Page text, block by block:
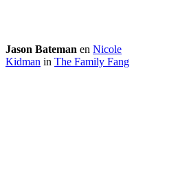
Jason Bateman en Nicole
Kidman in The Family Fang